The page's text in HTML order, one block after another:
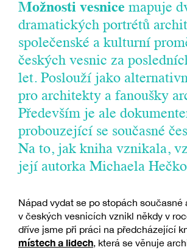
Možnosti vesnice mapuje
dramatických portrétů
společenské a kulturní
českých vesnic za
let. Poslouží jako
pro architekty a fanoušky
Především je ale
probouzející se současné
Na to, jak kniha vznikala,
její autorka Michaela
Nápad vydat se po stopách současné
v českých vesnicích vznikl někdy v
dříve jsme při práci na předcházející
místech a lidech, která se věnuje